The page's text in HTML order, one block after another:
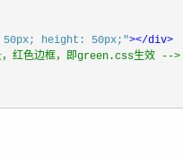
height: 50px;"></div>
<!-- 盒子为，绿色背景，红色边框，即green.css生效 -->